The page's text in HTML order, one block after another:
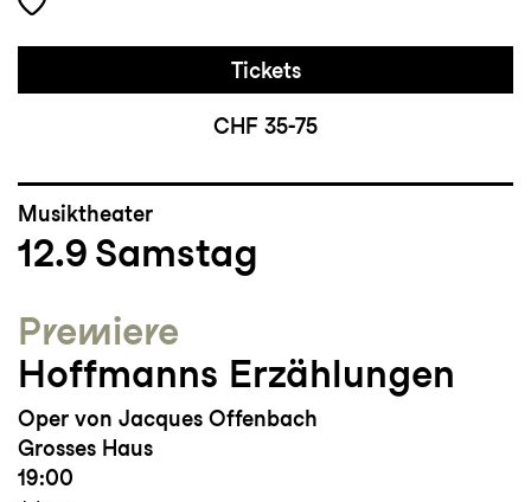
Tickets
CHF 35-75
Musiktheater
12.9 Samstag
Premiere
Hoffmanns Erzählungen
Oper von Jacques Offenbach
Grosses Haus
19:00